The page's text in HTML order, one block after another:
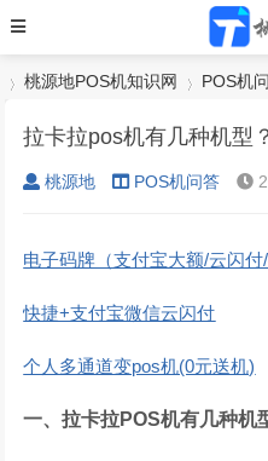
桃源地POS机知识网
›
POS机
拉卡拉pos机有几种机型
桃源地 POS机问答
电子码牌（支付宝大额/云闪付/
快捷+支付宝微信云闪付
个人多通道变pos机(0元送机)
一、拉卡拉POS机有几种机